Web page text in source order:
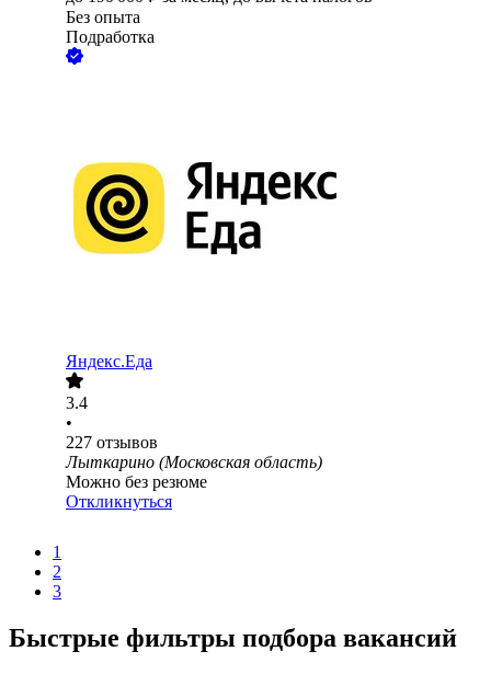
Без опыта
Подработка
Яндекс.Еда
3.4
•
227 отзывов
Лыткарино (Московская область)
Можно без резюме
Откликнуться
1
2
3
Быстрые фильтры подбора вакансий